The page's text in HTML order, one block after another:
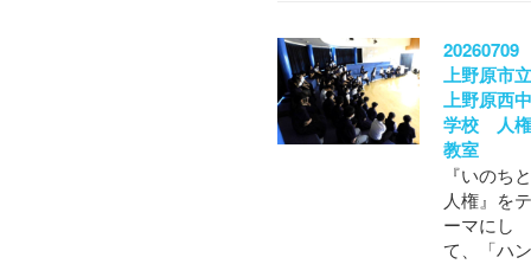
上野原市立
上野原西中
学校 人権
教室
『いのちと
人権』をテ
ーマにし
て、「ハン